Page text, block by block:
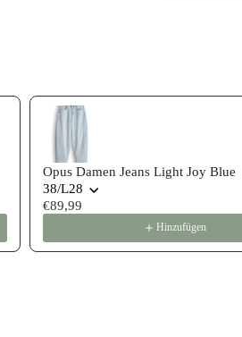
through product
Opus Damen Jeans Light Joy Blue
38/L28
€89,99
Hinzufügen